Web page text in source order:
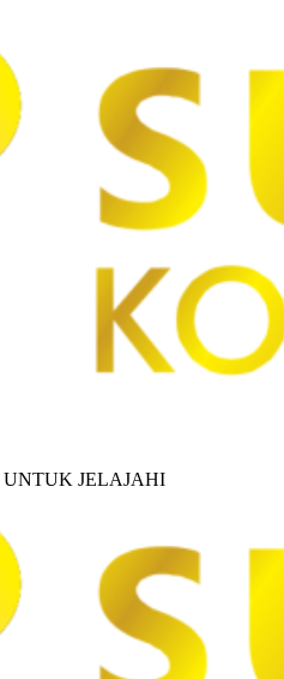
UNTUK JELAJAHI